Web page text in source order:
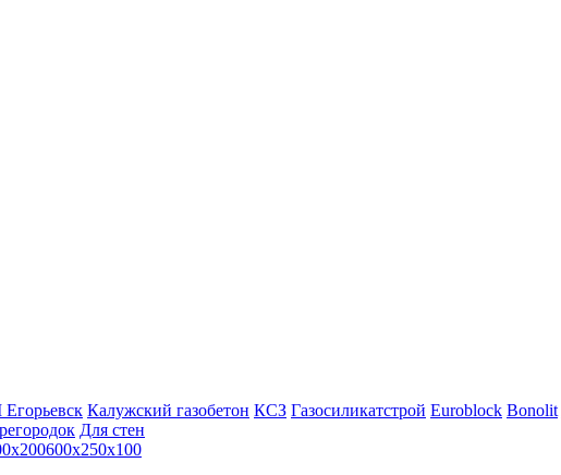
Калужский газобетон КСЗ Газосиликатстрой Euroblock Bonolit
Для стен
600х250х100